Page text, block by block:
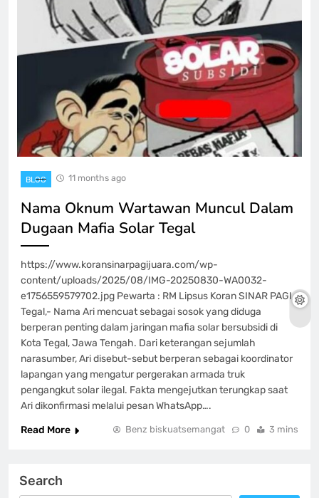
BLOG 11 months ago
Nama Oknum Wartawan Muncul Dalam
Dugaan Mafia Solar Tegal
https://www.koransinarpagijuara.com/wp-
content/uploads/2025/08/IMG-20250830-WA0032-
e1756559579702.jpg Pewarta : RM Lipsus Koran SINAR PAGI,
Tegal,- Nama Ari mencuat sebagai sosok yang diduga
berperan penting dalam jaringan mafia solar bersubsidi di
Kota Tegal, Jawa Tengah. Dari keterangan sejumlah
narasumber, Ari disebut-sebut berperan sebagai koordinator
lapangan yang mengatur pergerakan armada truk
pengangkut solar ilegal. Fakta mengejutkan terungkap saat
Ari dikonfirmasi melalui pesan WhatsApp….
Read More
Benz biskuatsemangat 0 3 mins
Search